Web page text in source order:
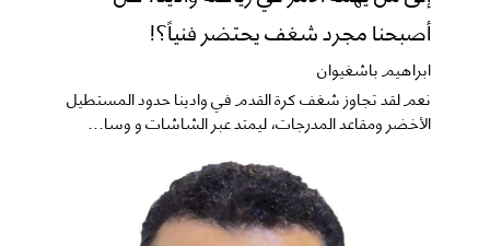
أصبحنا مجرد شغف يحتضر فنياً؟!
ابراهيم باشغيوان
نعم ​لقد تجاوز شغف كرة القدم في وادينا حدود المستطيل
الأخضر ومقاعد المدرجات، ليمتد عبر الشاشات و وسا...